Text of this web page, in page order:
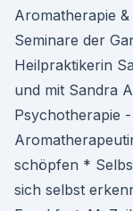
Aromatherapie
Seminare der
Heilpraktikerin
und mit Sandra
Psychotherapie
schöpfen *
sich selbst